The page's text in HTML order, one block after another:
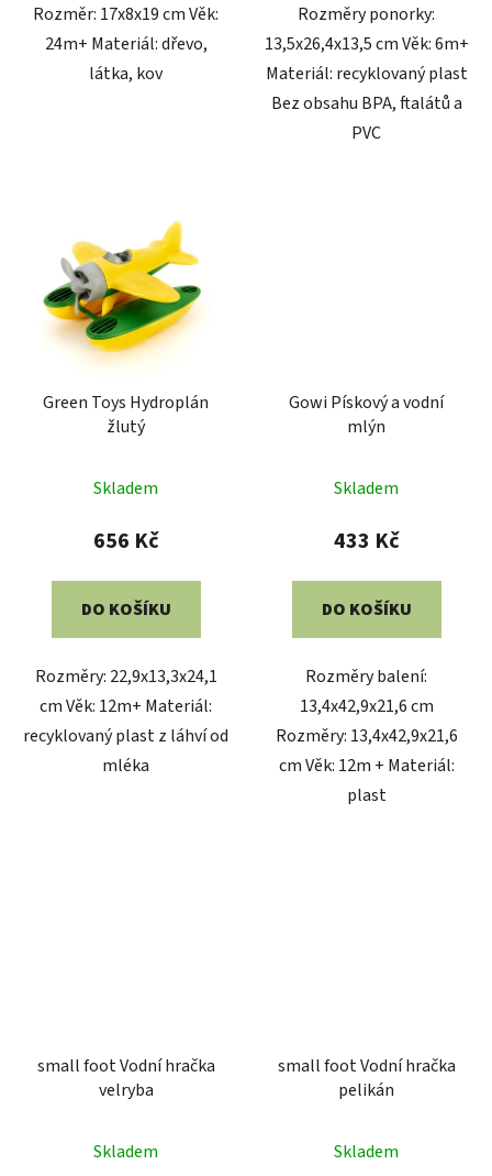
Rozměr: 17x8x19 cm Věk:
24m+ Materiál: dřevo,
látka, kov
Rozměry ponorky:
13,5x26,4x13,5 cm Věk: 6m+
Materiál: recyklovaný plast
Bez obsahu BPA, ftalátů a
PVC
Green Toys Hydroplán
žlutý
Skladem
656 Kč
DO KOŠÍKU
Rozměry: 22,9x13,3x24,1
cm Věk: 12m+ Materiál:
recyklovaný plast z láhví od
mléka
Gowi Pískový a vodní
mlýn
Skladem
433 Kč
DO KOŠÍKU
Rozměry balení:
13,4x42,9x21,6 cm
Rozměry: 13,4x42,9x21,6
cm Věk: 12m + Materiál:
plast
small foot Vodní hračka
velryba
Skladem
small foot Vodní hračka
pelikán
Skladem